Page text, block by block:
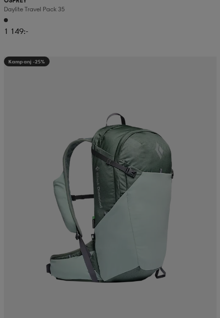
Daylite Travel Pack 35
1 149:-
Kampanj -25%